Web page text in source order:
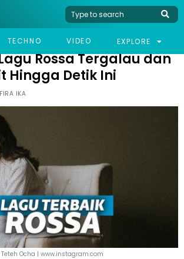
TECHNO VIDEO EXPLORE
LAGU ROSSA TERGALAU DAN JADI FAVORIT HINGGA
Rossa Tergalau dan
Hingga Detik Ini
IKA
Teteh Ocha | www.instagram.com